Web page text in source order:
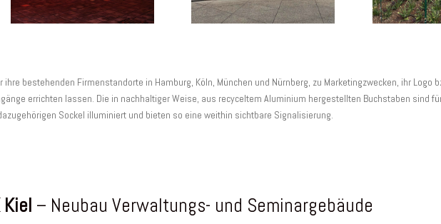
ihre bestehenden Firmenstandorte in Hamburg, Köln, München und Nürnberg, zu Marketingzwecken, ihr Logo
errichten lassen. Die in nachhaltiger Weise, aus recyceltem Aluminium hergestellten Buchstaben sind
Sockel illuminiert und bieten so eine weithin sichtbare Signalisierung.
Kiel – Neubau Verwaltungs- und Seminargebäude